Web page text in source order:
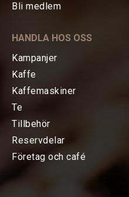
TE
KAFFEMASKINER
Baristatillbehör
Bli medlem
HANDLA HOS OSS
Kampanjer
Kaffe
Kaffemaskiner
Te
Tillbehör
Reservdelar
Företag och café